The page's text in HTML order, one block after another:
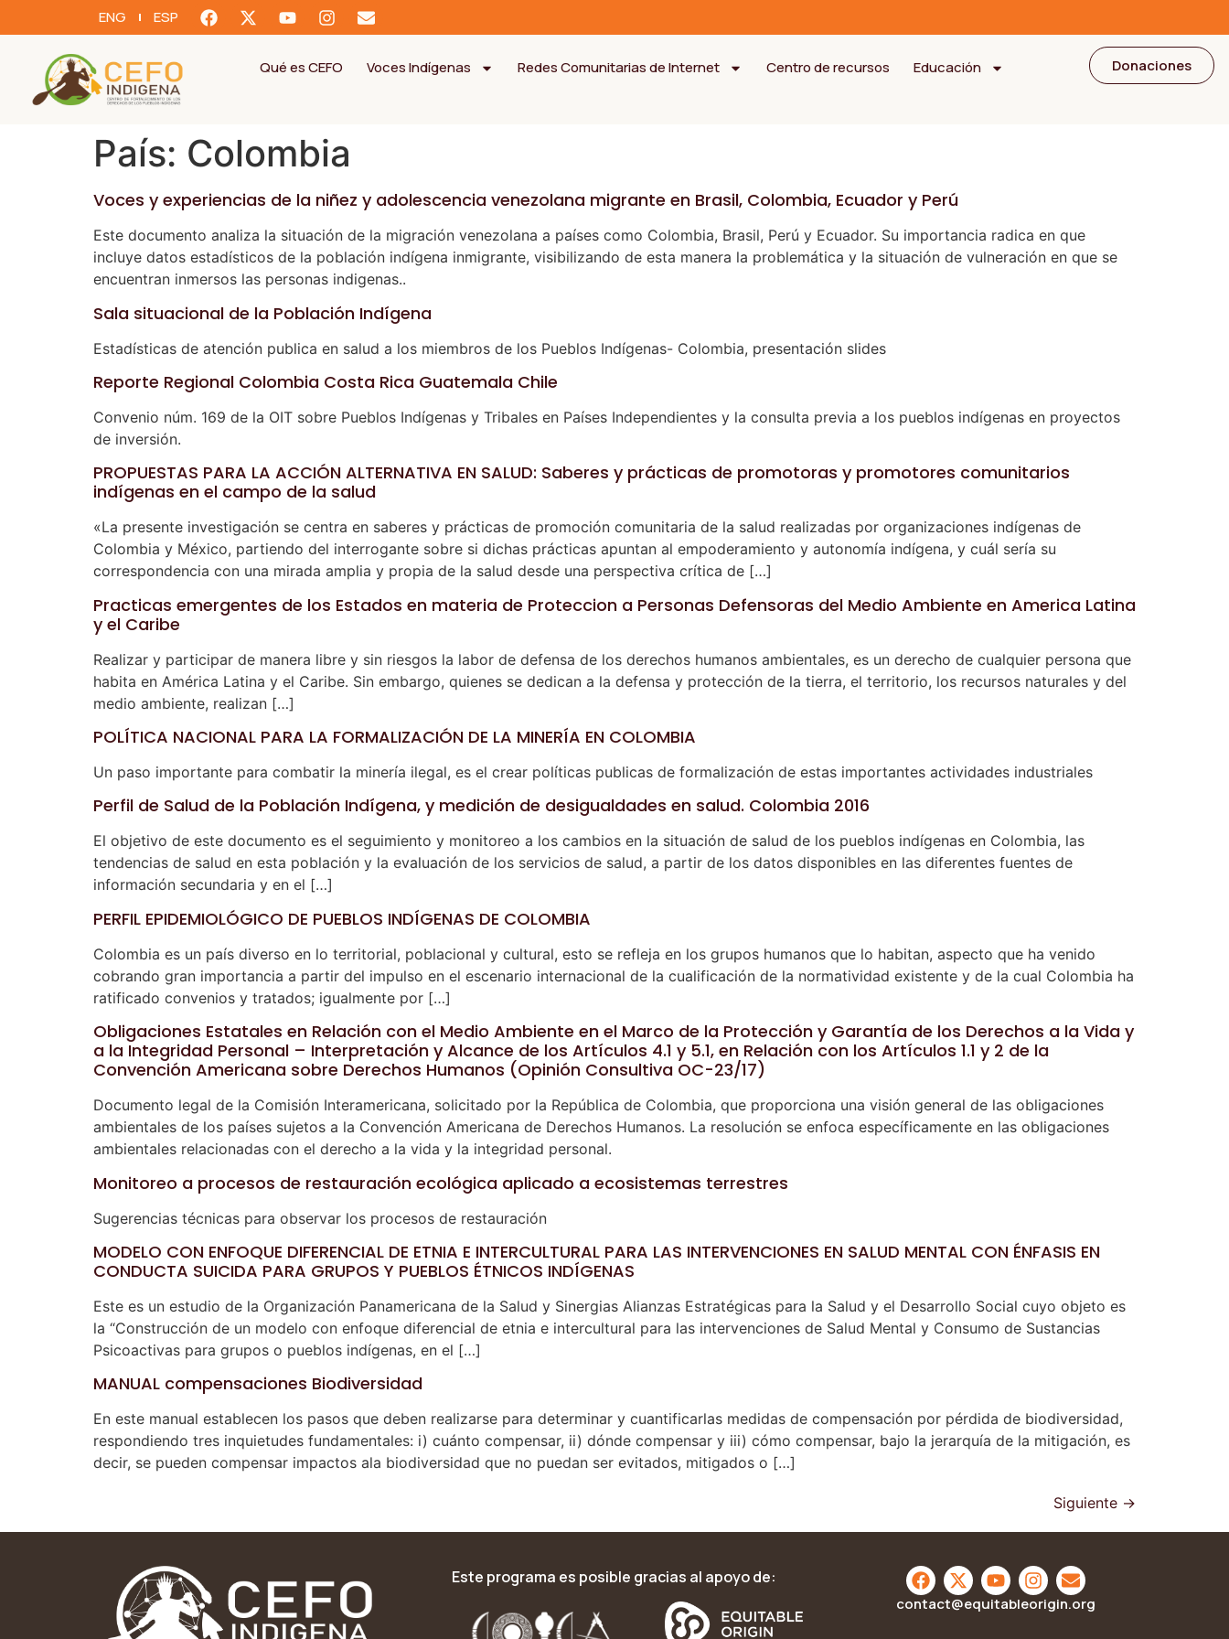
ENG ESP
Qué es CEFO Voces Indígenas Redes Comunitarias de Internet Centro de recursos Educación Donaciones
País: Colombia
Voces y experiencias de la niñez y adolescencia venezolana migrante en Brasil, Colombia, Ecuador y Perú
Este documento analiza la situación de la migración venezolana a países como Colombia, Brasil, Perú y Ecuador. Su importancia radica en que
incluye datos estadísticos de la población indígena inmigrante, visibilizando de esta manera la problemática y la situación de vulneración en que se
encuentran inmersos las personas indigenas..
Sala situacional de la Población Indígena
Estadísticas de atención publica en salud a los miembros de los Pueblos Indígenas- Colombia, presentación slides
Reporte Regional Colombia Costa Rica Guatemala Chile
Convenio núm. 169 de la OIT sobre Pueblos Indígenas y Tribales en Países Independientes y la consulta previa a los pueblos indígenas en proyectos
de inversión.
PROPUESTAS PARA LA ACCIÓN ALTERNATIVA EN SALUD: Saberes y prácticas de promotoras y promotores comunitarios
indígenas en el campo de la salud
«La presente investigación se centra en saberes y prácticas de promoción comunitaria de la salud realizadas por organizaciones indígenas de
Colombia y México, partiendo del interrogante sobre si dichas prácticas apuntan al empoderamiento y autonomía indígena, y cuál sería su
correspondencia con una mirada amplia y propia de la salud desde una perspectiva crítica de […]
Practicas emergentes de los Estados en materia de Proteccion a Personas Defensoras del Medio Ambiente en America Latina
y el Caribe
Realizar y participar de manera libre y sin riesgos la labor de defensa de los derechos humanos ambientales, es un derecho de cualquier persona que
habita en América Latina y el Caribe. Sin embargo, quienes se dedican a la defensa y protección de la tierra, el territorio, los recursos naturales y del
medio ambiente, realizan […]
POLÍTICA NACIONAL PARA LA FORMALIZACIÓN DE LA MINERÍA EN COLOMBIA
Un paso importante para combatir la minería ilegal, es el crear políticas publicas de formalización de estas importantes actividades industriales
Perfil de Salud de la Población Indígena, y medición de desigualdades en salud. Colombia 2016
El objetivo de este documento es el seguimiento y monitoreo a los cambios en la situación de salud de los pueblos indígenas en Colombia, las
tendencias de salud en esta población y la evaluación de los servicios de salud, a partir de los datos disponibles en las diferentes fuentes de
información secundaria y en el […]
PERFIL EPIDEMIOLÓGICO DE PUEBLOS INDÍGENAS DE COLOMBIA
Colombia es un país diverso en lo territorial, poblacional y cultural, esto se refleja en los grupos humanos que lo habitan, aspecto que ha venido
cobrando gran importancia a partir del impulso en el escenario internacional de la cualificación de la normatividad existente y de la cual Colombia ha
ratificado convenios y tratados; igualmente por […]
Obligaciones Estatales en Relación con el Medio Ambiente en el Marco de la Protección y Garantía de los Derechos a la Vida y
a la Integridad Personal – Interpretación y Alcance de los Artículos 4.1 y 5.1, en Relación con los Artículos 1.1 y 2 de la
Convención Americana sobre Derechos Humanos (Opinión Consultiva OC-23/17)
Documento legal de la Comisión Interamericana, solicitado por la República de Colombia, que proporciona una visión general de las obligaciones
ambientales de los países sujetos a la Convención Americana de Derechos Humanos. La resolución se enfoca específicamente en las obligaciones
ambientales relacionadas con el derecho a la vida y la integridad personal.
Monitoreo a procesos de restauración ecológica aplicado a ecosistemas terrestres
Sugerencias técnicas para observar los procesos de restauración
MODELO CON ENFOQUE DIFERENCIAL DE ETNIA E INTERCULTURAL PARA LAS INTERVENCIONES EN SALUD MENTAL CON ÉNFASIS EN
CONDUCTA SUICIDA PARA GRUPOS Y PUEBLOS ÉTNICOS INDÍGENAS
Este es un estudio de la Organización Panamericana de la Salud y Sinergias Alianzas Estratégicas para la Salud y el Desarrollo Social cuyo objeto es
la “Construcción de un modelo con enfoque diferencial de etnia e intercultural para las intervenciones de Salud Mental y Consumo de Sustancias
Psicoactivas para grupos o pueblos indígenas, en el […]
MANUAL compensaciones Biodiversidad
En este manual establecen los pasos que deben realizarse para determinar y cuantificarlas medidas de compensación por pérdida de biodiversidad,
respondiendo tres inquietudes fundamentales: i) cuánto compensar, ii) dónde compensar y iii) cómo compensar, bajo la jerarquía de la mitigación, es
decir, se pueden compensar impactos ala biodiversidad que no puedan ser evitados, mitigados o […]
Siguiente →
Este programa es posible gracias al apoyo de:
contact@equitableorigin.org